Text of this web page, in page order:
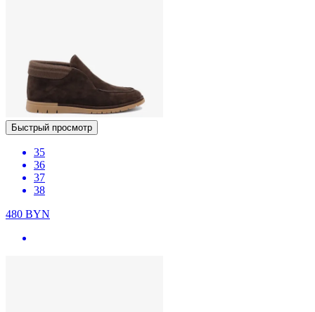
Быстрый просмотр
35
36
37
38
480 BYN